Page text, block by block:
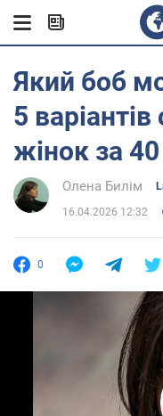
Який боб
5
жінок за 40
Олена Билім
16.04.2026 12:32
0